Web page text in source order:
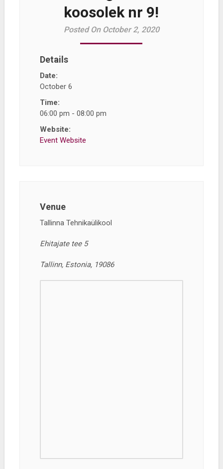
koosolek nr 9!
Posted On October 2, 2020
Details
Date:
October 6
Time:
06:00 pm - 08:00 pm
Website:
Event Website
Venue
Tallinna Tehnikaülikool
Ehitajate tee 5
Tallinn, Estonia, 19086